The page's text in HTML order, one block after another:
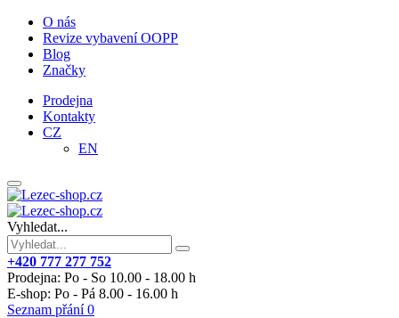
O nás
Revize vybavení OOPP
Blog
Značky
Prodejna
Kontakty
CZ
EN
Vyhledat...
+420 777 277 752
Prodejna: Po - So 10.00 - 18.00 h
E-shop: Po - Pá 8.00 - 16.00 h
Seznam přání 0